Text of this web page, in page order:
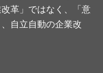
改革」ではなく、「意
自立自動の企業改